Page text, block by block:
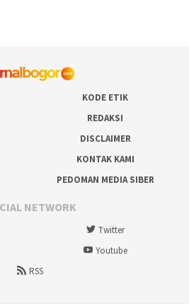
KODE ETIK
REDAKSI
DISCLAIMER
KONTAK KAMI
PEDOMAN MEDIA SIBER
NETWORK
Twitter
Youtube
RSS